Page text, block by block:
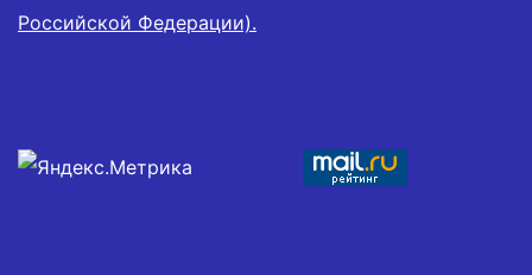
Российской Федерации).